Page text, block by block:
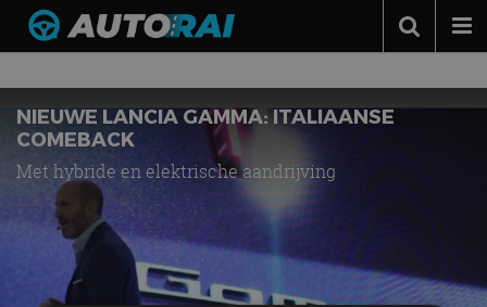
Podcast
Autotests
Automerken
Adverteren
Contact
Nieuws over
NIEUWE LANCIA GAMMA: ITALIAANSE
COMEBACK
Met hybride en elektrische aandrijving